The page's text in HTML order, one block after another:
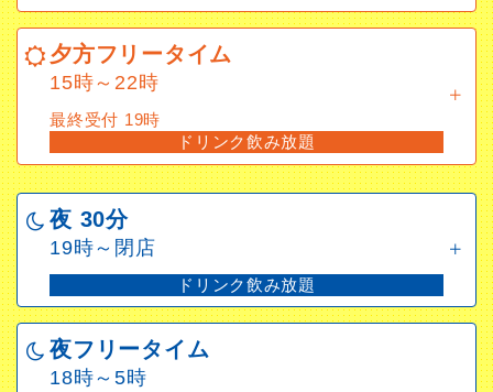
夕方フリータイム
15時～22時
最終受付 19時
夕方フリータイム
15時～22時
最終受付 19時
ドリンク飲み放題
夜 30分
19時～閉店
ドリンク飲み放題
夜フリータイム
18時～5時